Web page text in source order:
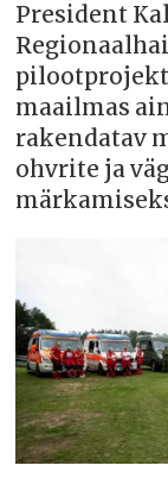
President
maailmas
rakendatav
ohvrite ja